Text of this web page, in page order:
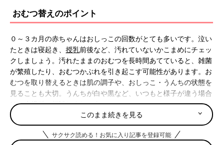
おむつ替えのポイント
０～３カ月の赤ちゃんはおしっこの回数がとても多いです。泣い
たときは寝起き、 授乳前後など、汚れていないかこまめにチェッ
クしましょう。汚れたままのおむつを長時間あてていると、雑菌
が繁殖したり、おむつかぶれを引き起こす可能性があります。お
むつを取り替えるときは肌の調子や、おしっこ・うんちの状態を
見ることも大切。うんちが白や黒など、いつもと様子が違う場合
は、小児科に相談しましょう。
紙おむつを替えるときに用意するもの
このまま続きを見る
サクサク読める！お気に入り記事を登録可能